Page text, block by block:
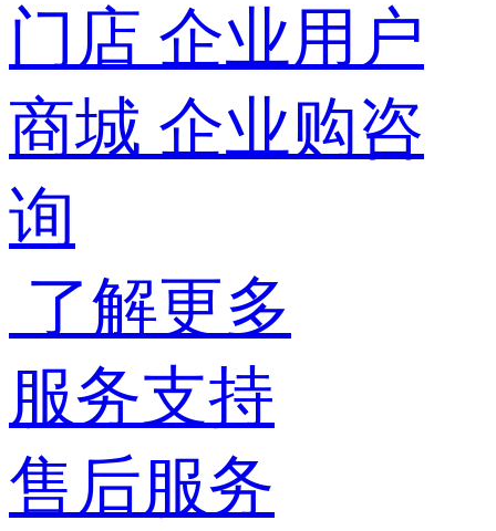
门店 企业用户
商城 企业购咨
询
了解更多
服务支持
售后服务